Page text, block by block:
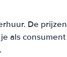
De prijzen
als consument